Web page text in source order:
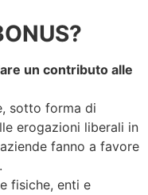
un contributo alle
sotto forma di
erogazioni liberali in
fanno a favore
fisiche, enti e